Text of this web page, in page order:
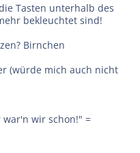
Tasten unterhalb des
bekleuchtet sind!
Birnchen
(würde mich auch nicht
wir schon!" =